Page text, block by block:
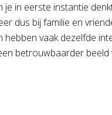
in eerste instantie
dus bij familie en
vaak dezelfde
betrouwbaarder